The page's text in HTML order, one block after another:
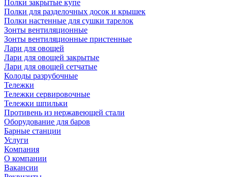
Полки закрытые купе
Полки для разделочных досок и крышек
Полки настенные для сушки тарелок
Зонты вентиляционные
Зонты вентиляционные пристенные
Лари для овощей
Лари для овощей закрытые
Лари для овощей сетчатые
Колоды разрубочные
Тележки
Тележки сервировочные
Тележки шпильки
Противень из нержавеющей стали
Оборудование для баров
Барные станции
Услуги
Компания
О компании
Вакансии